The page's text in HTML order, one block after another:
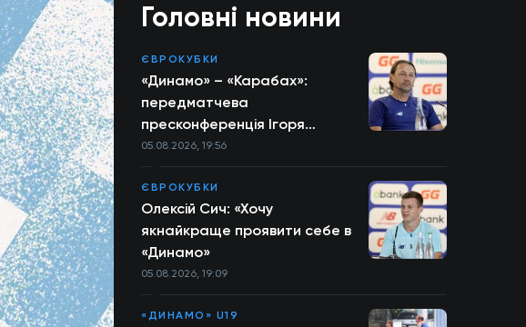
Головні новини
ЄВРОКУБКИ
«Динамо» – «Карабах»:
передматчева
пресконференція Ігоря
Костюка
05.08.2026, 19:56
ЄВРОКУБКИ
Олексій Сич: «Хочу
якнайкраще проявити себе в
«Динамо»
05.08.2026, 19:09
«ДИНАМО» U19